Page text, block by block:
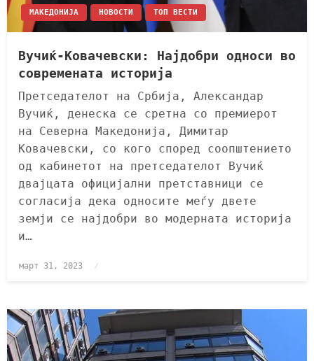
МАКЕДОНИЈА НОВОСТИ ТОП ВЕСТИ
Вучиќ-Ковачевски: Најдобри односи во
современата историја
Претседателот на Србија, Александар
Вучиќ, денеска се сретна со премиерот
на Северна Македонија, Димитар
Ковачевски, со кого според соопштението
од кабинетот на претседателот Вучиќ
двајцата официјални претставници се
согласија дека односите меѓу двете
земји се најдобри во модерната историја
и…
март 31, 2023